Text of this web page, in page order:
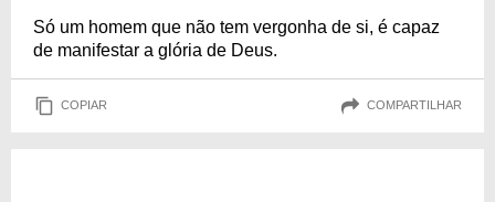
Só um homem que não tem vergonha de si, é capaz
de manifestar a glória de Deus.
COPIAR COMPARTILHAR